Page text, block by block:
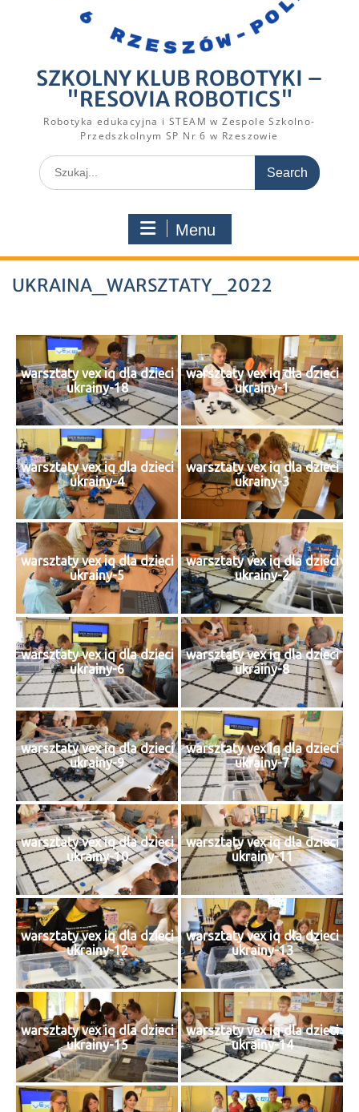
SZKOLNY KLUB ROBOTYKI –
"RESOVIA ROBOTICS"
Robotyka edukacyjna i STEAM w Zespole Szkolno-
Przedszkolnym SP Nr 6 w Rzeszowie
Search
for:
Menu
UKRAINA_WARSZTATY_2022
warsztaty vex iq dla dzieci
ukrainy-18
warsztaty vex iq dla dzieci
ukrainy-1
warsztaty vex iq dla dzieci
ukrainy-4
warsztaty vex iq dla dzieci
ukrainy-3
warsztaty vex iq dla dzieci
ukrainy-5
warsztaty vex iq dla dzieci
ukrainy-2
warsztaty vex iq dla dzieci
ukrainy-6
warsztaty vex iq dla dzieci
ukrainy-8
warsztaty vex iq dla dzieci
ukrainy-9
warsztaty vex iq dla dzieci
ukrainy-7
warsztaty vex iq dla dzieci
ukrainy-10
warsztaty vex iq dla dzieci
ukrainy-11
warsztaty vex iq dla dzieci
ukrainy-12
warsztaty vex iq dla dzieci
ukrainy-13
warsztaty vex iq dla dzieci
ukrainy-15
warsztaty vex iq dla dzieci
ukrainy-14